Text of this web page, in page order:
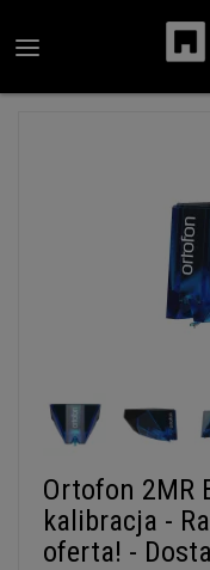
Ortofon 2MR
kalibracja -
oferta! -